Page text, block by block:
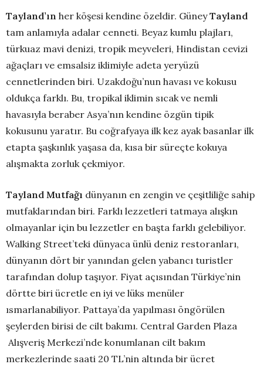
Tayland’ın her köşesi kendine özeldir. GüneyTayland
tam anlamıyla adalar cenneti. Beyaz kumlu plajları,
türkuaz mavi denizi, tropik meyveleri, Hindistan cevizi
ağaçları ve emsalsiz iklimiyle adeta yeryüzü
cennetlerinden biri. Uzakdoğu’nun havası ve kokusu
oldukça farklı. Bu, tropikal iklimin sıcak ve nemli
havasıyla beraber Asya’nın kendine özgün tipik
kokusunu yaratır. Bu coğrafyaya ilk kez ayak basanlar ilk
etapta şaşkınlık yaşasa da, kısa bir süreçte kokuya
alışmakta zorluk çekmiyor.
Tayland Mutfağı dünyanın en zengin ve çeşitliliğe sahip
mutfaklarından biri. Farklı lezzetleri tatmaya alışkın
olmayanlar için bu lezzetler en başta farklı gelebiliyor.
Walking Street’teki dünyaca ünlü deniz restoranları,
dünyanın dört bir yanından gelen yabancı turistler
tarafından dolup taşıyor. Fiyat açısından Türkiye’nin
dörtte biri ücretle en iyi ve lüks menüler
ısmarlanabiliyor. Pattaya’da yapılması öngörülen
şeylerden birisi de cilt bakımı. Central Garden Plaza
Alışveriş Merkezi’nde konumlanan cilt bakım
merkezlerinde saati 20 TL’nin altında bir ücret